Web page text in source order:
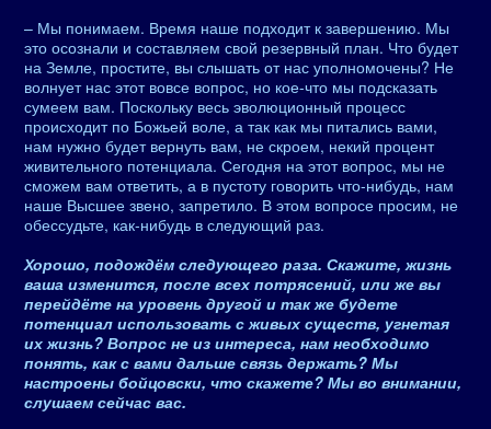
– Мы понимаем. Время наше подходит к завершению. Мы
это осознали и составляем свой резервный план. Что будет
на Земле, простите, вы слышать от нас уполномочены? Не
волнует нас этот вовсе вопрос, но кое-что мы подсказать
сумеем вам. Поскольку весь эволюционный процесс
происходит по Божьей воле, а так как мы питались вами,
нам нужно будет вернуть вам, не скроем, некий процент
живительного потенциала. Сегодня на этот вопрос, мы не
сможем вам ответить, а в пустоту говорить что-нибудь, нам
наше Высшее звено, запретило. В этом вопросе просим, не
обессудьте, как-нибудь в следующий раз.
Хорошо, подождём следующего раза. Скажите, жизнь
ваша изменится, после всех потрясений, или же вы
перейдёте на уровень другой и так же будете
потенциал использовать с живых существ, угнетая
их жизнь? Вопрос не из интереса, нам необходимо
понять, как с вами дальше связь держать? Мы
настроены бойцовски, что скажете? Мы во внимании,
слушаем сейчас вас.